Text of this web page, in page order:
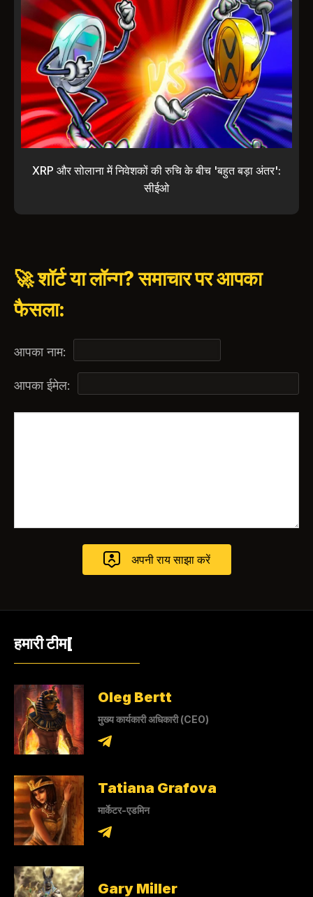
XRP और सोलाना में निवेशकों की रुचि के बीच 'बहुत बड़ा अंतर':
सीईओ
🚀 शॉर्ट या लॉन्ग? समाचार पर आपका
फैसला:
आपका नाम:
आपका ईमेल:
हमारी टीम[
Oleg Bertt
मुख्य कार्यकारी अधिकारी (CEO)
Tatiana Grafova
मार्केटर-एडमिन
Gary Miller